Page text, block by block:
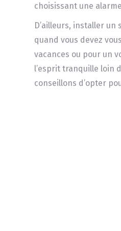
choisissant une
D’ailleurs, installer un
quand vous devez
vacances ou pour un
l’esprit tranquille loin
conseillons d’opter